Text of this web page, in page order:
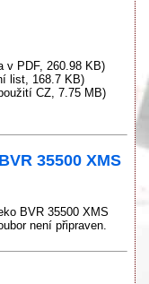
v PDF, 260.98 KB)
list, 168.7 KB)
CZ, 7.75 MB)
35500 XMS
BVR 35500 XMS
není připraven.